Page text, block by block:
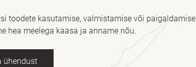
toodete kasutamise, valmistamise või paigaldamise
hea meelega kaasa ja anname nõu.
ühendust